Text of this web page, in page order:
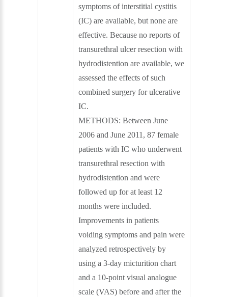
symptoms of interstitial cystitis
(IC) are available, but none are
effective. Because no reports of
transurethral ulcer resection with
hydrodistention are available, we
assessed the effects of such
combined surgery for ulcerative
IC.
METHODS: Between June
2006 and June 2011, 87 female
patients with IC who underwent
transurethral resection with
hydrodistention and were
followed up for at least 12
months were included.
Improvements in patients
voiding symptoms and pain were
analyzed retrospectively by
using a 3-day micturition chart
and a 10-point visual analogue
scale (VAS) before and after the